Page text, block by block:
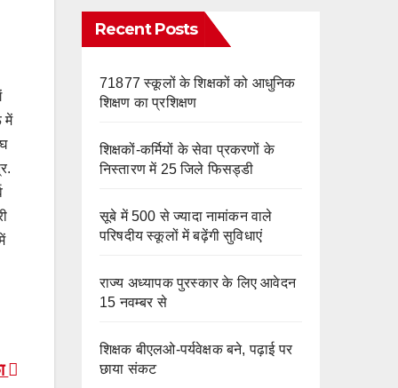
में
Recent Posts
71877 स्कूलों के शिक्षकों को आधुनिक
शिक्षण का प्रशिक्षण
शिक्षकों-कर्मियों के सेवा प्रकरणों के
निस्तारण में 25 जिले फिसड्डी
सूबे में 500 से ज्यादा नामांकन वाले
परिषदीय स्कूलों में बढ़ेंगी सुविधाएं
राज्य अध्यापक पुरस्कार के लिए आवेदन
15 नवम्बर से
शिक्षक बीएलओ-पर्यवेक्षक बने, पढ़ाई पर
छाया संकट